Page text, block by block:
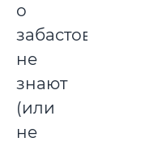
о
забастовке
не
знают
(или
не